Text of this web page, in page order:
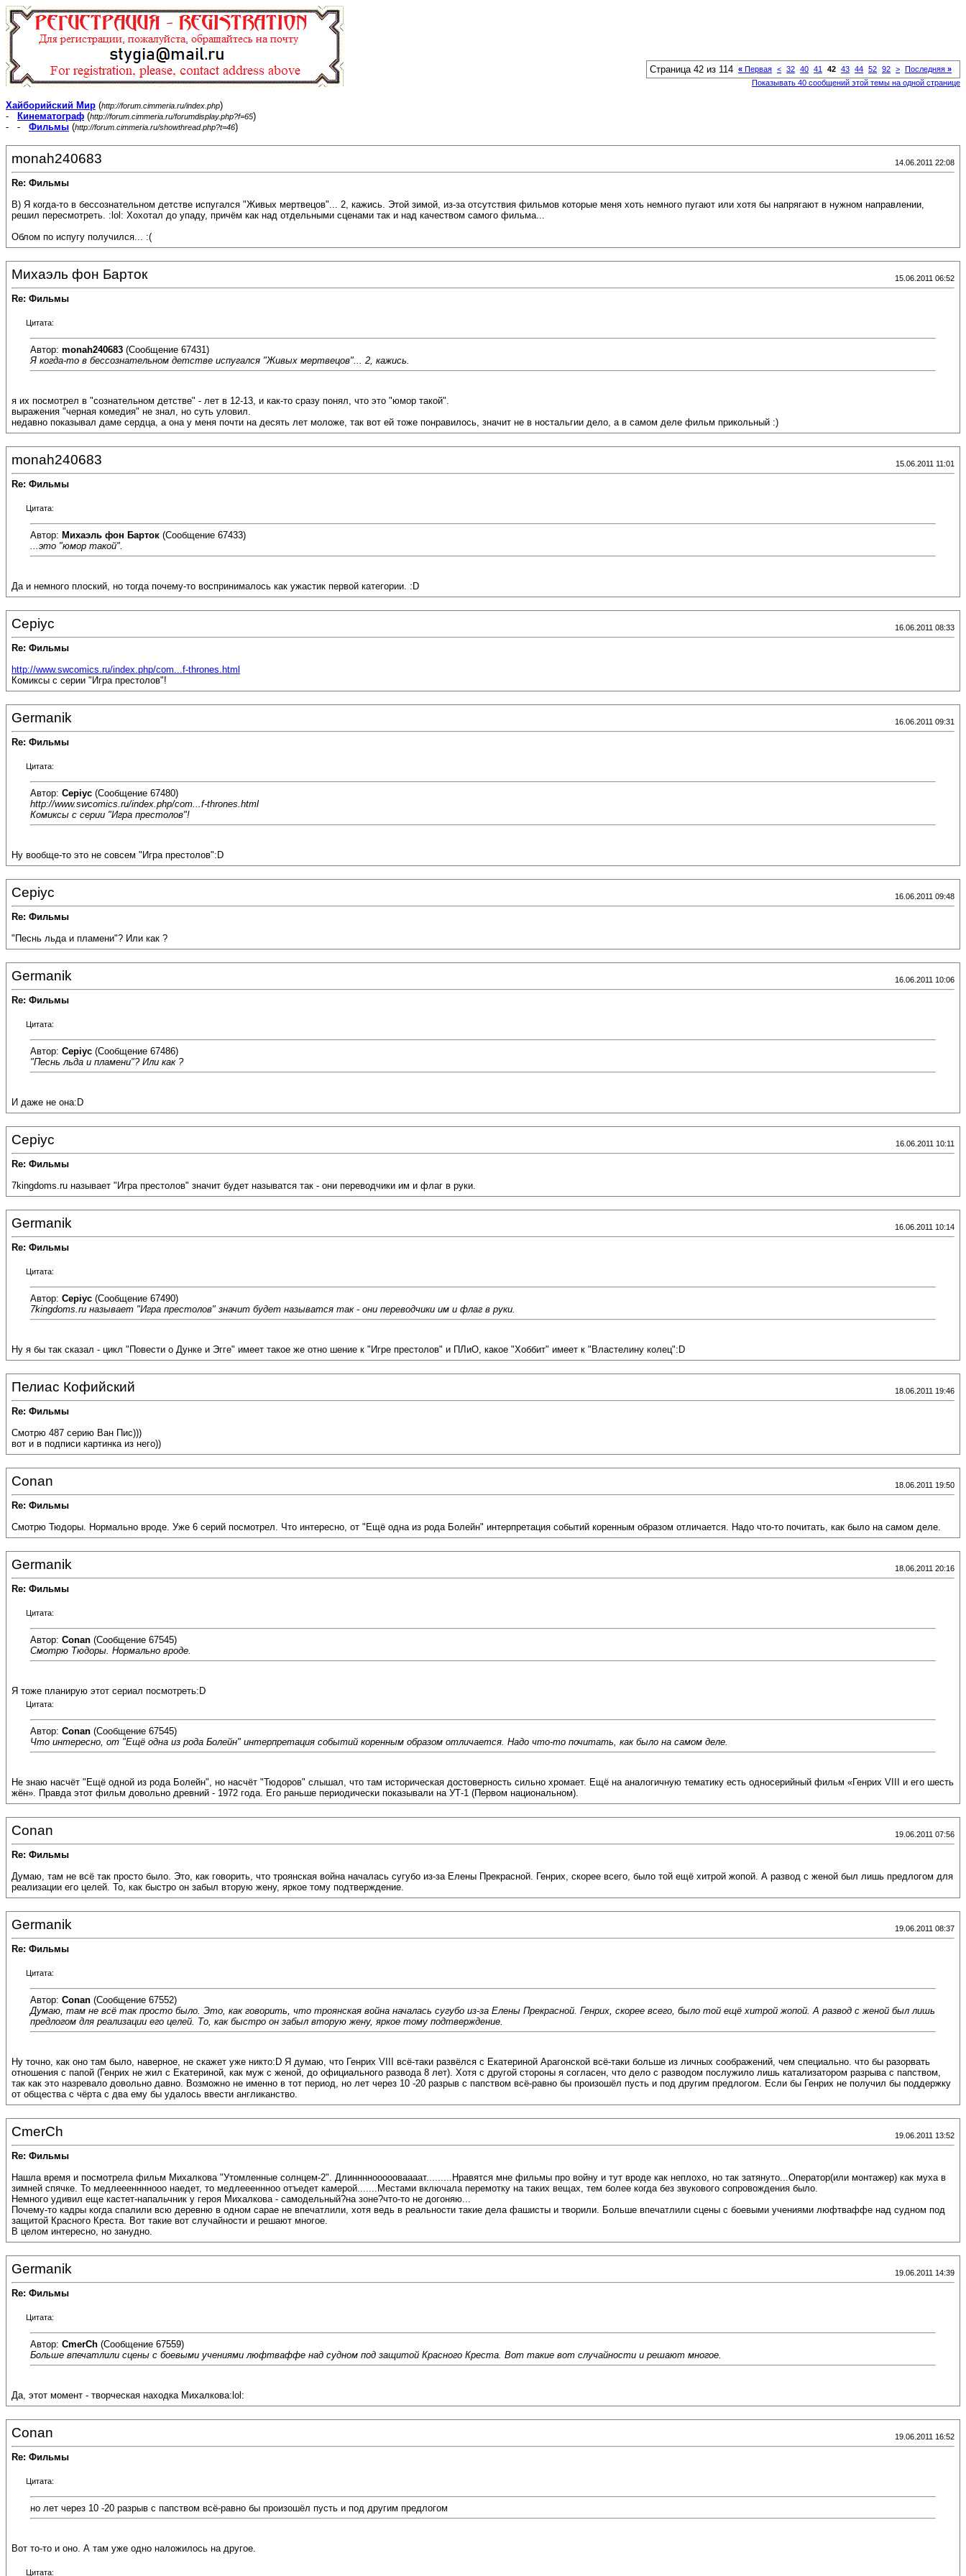
Страница 42 из 114 « Первая < 32 40 41 42 43 44 52 92 > Последняя »
Показывать 40 сообщений этой темы на одной странице
Хайборийский Мир (http://forum.cimmeria.ru/index.php)
-
Кинематограф (http://forum.cimmeria.ru/forumdisplay.php?f=65)
- - Фильмы (http://forum.cimmeria.ru/showthread.php?t=46)
monah240683 14.06.2011 22:08
Re: Фильмы
B) Я когда-то в бессознательном детстве испугался "Живых мертвецов"... 2, кажись. Этой зимой, из-за отсутствия фильмов которые меня хоть немного пугают или хотя бы напрягают в нужном направлении,
решил пересмотреть. :lol: Хохотал до упаду, причём как над отдельными сценами так и над качеством самого фильма...
Облом по испугу получился... :(
Михаэль фон Барток 15.06.2011 06:52
Re: Фильмы
Цитата:
Автор: monah240683 (Сообщение 67431)
Я когда-то в бессознательном детстве испугался "Живых мертвецов"... 2, кажись.
я их посмотрел в "сознательном детстве" - лет в 12-13, и как-то сразу понял, что это "юмор такой".
выражения "черная комедия" не знал, но суть уловил.
недавно показывал даме сердца, а она у меня почти на десять лет моложе, так вот ей тоже понравилось, значит не в ностальгии дело, а в самом деле фильм прикольный :)
monah240683 15.06.2011 11:01
Re: Фильмы
Цитата:
Автор: Михаэль фон Барток (Сообщение 67433)
...это "юмор такой".
Да и немного плоский, но тогда почему-то воспринималось как ужастик первой категории. :D
Cepiyc 16.06.2011 08:33
Re: Фильмы
http://www.swcomics.ru/index.php/com...f-thrones.html
Комиксы с серии "Игра престолов"!
Germanik 16.06.2011 09:31
Re: Фильмы
Цитата:
Автор: Cepiyc (Сообщение 67480)
http://www.swcomics.ru/index.php/com...f-thrones.html
Комиксы с серии "Игра престолов"!
Ну вообще-то это не совсем "Игра престолов":D
Cepiyc 16.06.2011 09:48
Re: Фильмы
"Песнь льда и пламени"? Или как ?
Germanik 16.06.2011 10:06
Re: Фильмы
Цитата:
Автор: Cepiyc (Сообщение 67486)
"Песнь льда и пламени"? Или как ?
И даже не она:D
Cepiyc 16.06.2011 10:11
Re: Фильмы
7kingdoms.ru называет "Игра престолов" значит будет называтся так - они переводчики им и флаг в руки.
Germanik 16.06.2011 10:14
Re: Фильмы
Цитата:
Автор: Cepiyc (Сообщение 67490)
7kingdoms.ru называет "Игра престолов" значит будет называтся так - они переводчики им и флаг в руки.
Ну я бы так сказал - цикл "Повести о Дунке и Эгге" имеет такое же отно шение к "Игре престолов" и ПЛиО, какое "Хоббит" имеет к "Властелину колец":D
Пелиас Кофийский 18.06.2011 19:46
Re: Фильмы
Смотрю 487 серию Ван Пис)))
вот и в подписи картинка из него))
Conan 18.06.2011 19:50
Re: Фильмы
Смотрю Тюдоры. Нормально вроде. Уже 6 серий посмотрел. Что интересно, от "Ещё одна из рода Болейн" интерпретация событий коренным образом отличается. Надо что-то почитать, как было на самом деле.
Germanik 18.06.2011 20:16
Re: Фильмы
Цитата:
Автор: Conan (Сообщение 67545)
Смотрю Тюдоры. Нормально вроде.
Я тоже планирую этот сериал посмотреть:D
Цитата:
Автор: Conan (Сообщение 67545)
Что интересно, от "Ещё одна из рода Болейн" интерпретация событий коренным образом отличается. Надо что-то почитать, как было на самом деле.
Не знаю насчёт "Ещё одной из рода Болейн", но насчёт "Тюдоров" слышал, что там историческая достоверность сильно хромает. Ещё на аналогичную тематику есть односерийный фильм «Генрих VIII и его шесть
жён». Правда этот фильм довольно древний - 1972 года. Его раньше периодически показывали на УТ-1 (Первом национальном).
Conan 19.06.2011 07:56
Re: Фильмы
Думаю, там не всё так просто было. Это, как говорить, что троянская война началась сугубо из-за Елены Прекрасной. Генрих, скорее всего, было той ещё хитрой жопой. А развод с женой был лишь предлогом для
реализации его целей. То, как быстро он забыл вторую жену, яркое тому подтверждение.
Germanik 19.06.2011 08:37
Re: Фильмы
Цитата:
Автор: Conan (Сообщение 67552)
Думаю, там не всё так просто было. Это, как говорить, что троянская война началась сугубо из-за Елены Прекрасной. Генрих, скорее всего, было той ещё хитрой жопой. А развод с женой был лишь
предлогом для реализации его целей. То, как быстро он забыл вторую жену, яркое тому подтверждение.
Ну точно, как оно там было, наверное, не скажет уже никто:D Я думаю, что Генрих VIII всё-таки развёлся с Екатериной Арагонской всё-таки больше из личных соображений, чем специально. что бы разорвать
отношения с папой (Генрих не жил с Екатериной, как муж с женой, до официального развода 8 лет). Хотя с другой стороны я согласен, что дело с разводом послужило лишь катализатором разрыва с папством,
так как это назревало довольно давно. Возможно не именно в тот период, но лет через 10 -20 разрыв с папством всё-равно бы произошёл пусть и под другим предлогом. Если бы Генрих не получил бы поддержку
от общества с чёрта с два ему бы удалось ввести англиканство.
CmerCh 19.06.2011 13:52
Re: Фильмы
Нашла время и посмотрела фильм Михалкова "Утомленные солнцем-2". Длинннноооооваааат.........Нравятся мне фильмы про войну и тут вроде как неплохо, но так затянуто...Оператор(или монтажер) как муха в
зимней спячке. То медлеееннннооо наедет, то медлеееннноо отъедет камерой.......Местами включала перемотку на таких вещах, тем более когда без звукового сопровождения было.
Немного удивил еще кастет-напальчник у героя Михалкова - самодельный?на зоне?что-то не догоняю...
Почему-то кадры когда спалили всю деревню в одном сарае не впечатлили, хотя ведь в реальности такие дела фашисты и творили. Больше впечатлили сцены с боевыми учениями люфтваффе над судном под
защитой Красного Креста. Вот такие вот случайности и решают многое.
В целом интересно, но занудно.
Germanik 19.06.2011 14:39
Re: Фильмы
Цитата:
Автор: CmerCh (Сообщение 67559)
Больше впечатлили сцены с боевыми учениями люфтваффе над судном под защитой Красного Креста. Вот такие вот случайности и решают многое.
Да, этот момент - творческая находка Михалкова:lol:
Conan 19.06.2011 16:52
Re: Фильмы
Цитата:
но лет через 10 -20 разрыв с папством всё-равно бы произошёл пусть и под другим предлогом
Вот то-то и оно. А там уже одно наложилось на другое.
Цитата: